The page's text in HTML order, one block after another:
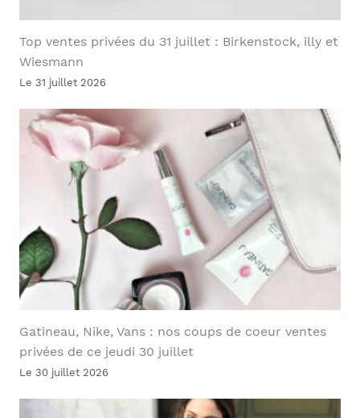
Top ventes privées du 31 juillet : Birkenstock, illy et
Wiesmann
Le 31 juillet 2026
Gatineau, Nike, Vans : nos coups de coeur ventes
privées de ce jeudi 30 juillet
Le 30 juillet 2026